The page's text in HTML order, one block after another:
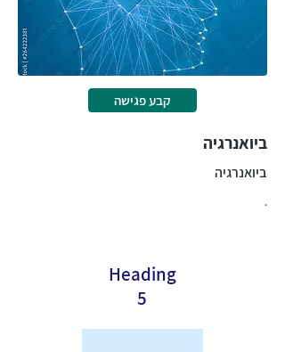
קבע פגישה
ביואנרגיה
ביואנרגיה
.
Heading
5